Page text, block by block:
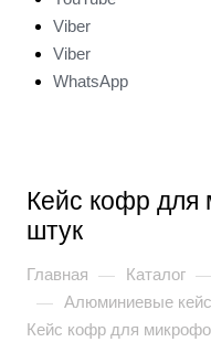
Viber
Viber
WhatsApp
Кейс кофр для
штук
Главная — Каталог —
— Алюминиевые
Кейс кофр для